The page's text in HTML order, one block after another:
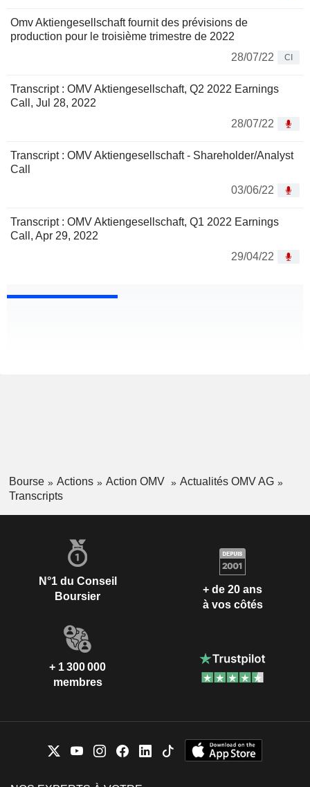
Omv Aktiengesellschaft fournit des prévisions de
production pour le troisième trimestre de 2022
28/07/22
CI
Transcript : OMV Aktiengesellschaft, Q2 2022 Earnings
Call, Jul 28, 2022
28/07/22
Transcript : OMV Aktiengesellschaft - Shareholder/Analyst
Call
03/06/22
Transcript : OMV Aktiengesellschaft, Q1 2022 Earnings
Call, Apr 29, 2022
29/04/22
Bourse Actions Action OMV
Actualités OMV AG
Transcripts
N°1 du Conseil
Boursier
+ de 20 ans
à vos côtés
+ 1 300 000
membres